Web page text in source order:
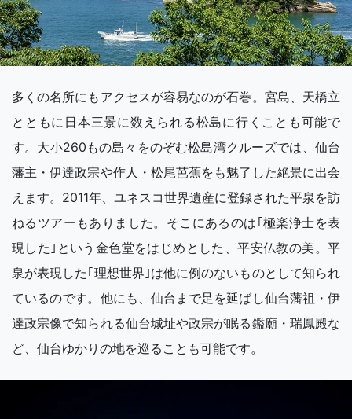
多くの名所にもアクセスが容易なのが石巻。宮島、天橋立
とともに日本三景に数えられる松島に行くことも可能で
す。大小260もの島々をのぞむ松島湾クルーズでは、仙台
藩主・伊達政宗や作人・松尾芭蕉をも魅了した絶景に出会
えます。2011年、ユネスコ世界遺産に登録された平泉を訪
ねるツアーもありました。そこにあるのは｢極楽浄士を表
現した｣という金色堂をはじめとした、平安仏教の美。平
泉が表現した｢理想世界｣は他に例のないものとして知られ
ているのです。他にも、仙台まで足を延ばし仙台藩祖・伊
達政宗像で知られる仙台城址や政宗が眠る鑑廟・瑞鳳殿な
ど、仙台ゆかりの地を巡ることも可能です。